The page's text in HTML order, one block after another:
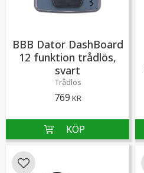
BBB Dator DashBoard
12 funktion trådlös,
svart
Trådlös
769 KR
Lägg till i favoriter